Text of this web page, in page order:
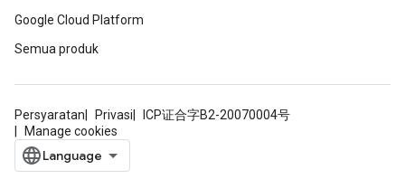
Google Cloud Platform
Semua produk
Persyaratan Privasi
ICP证合字B2-20070004号
Manage cookies